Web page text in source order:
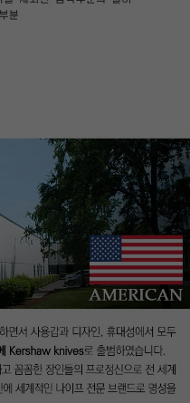
이코 라이프 하